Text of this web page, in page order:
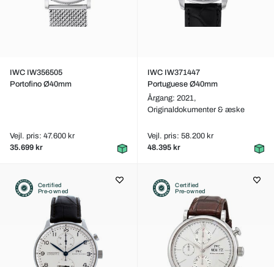
IWC IW356505
Portofino Ø40mm
Vejl. pris: 47.600 kr
35.699 kr
IWC IW371447
Portuguese Ø40mm
Årgang: 2021,
Originaldokumenter & æske
Vejl. pris: 58.200 kr
48.395 kr
Certified
Pre-owned
Certified
Pre-owned